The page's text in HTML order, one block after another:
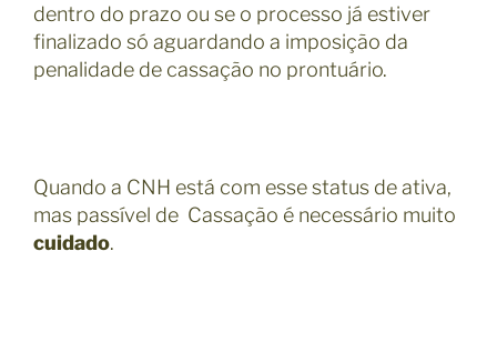
dentro do prazo ou se o processo já estiver
finalizado só aguardando a imposição da
penalidade de cassação no prontuário.
Quando a CNH está com esse status de ativa,
mas passível de Cassação é necessário muito
cuidado.